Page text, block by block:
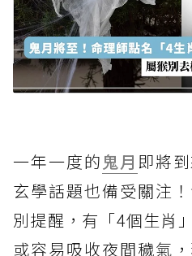
一年一度的 鬼月 即將
玄學話題也備受關注
別提醒，有「4個生肖
或容易吸收夜間穢氣